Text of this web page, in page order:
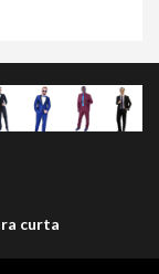
curta